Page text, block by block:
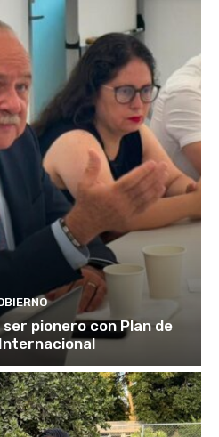
pionero con Plan de